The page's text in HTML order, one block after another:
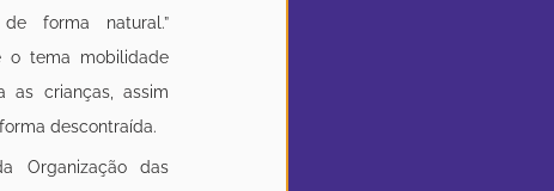
forma natural.”
o tema mobilidade
as crianças, assim
descontraída.
Organização das